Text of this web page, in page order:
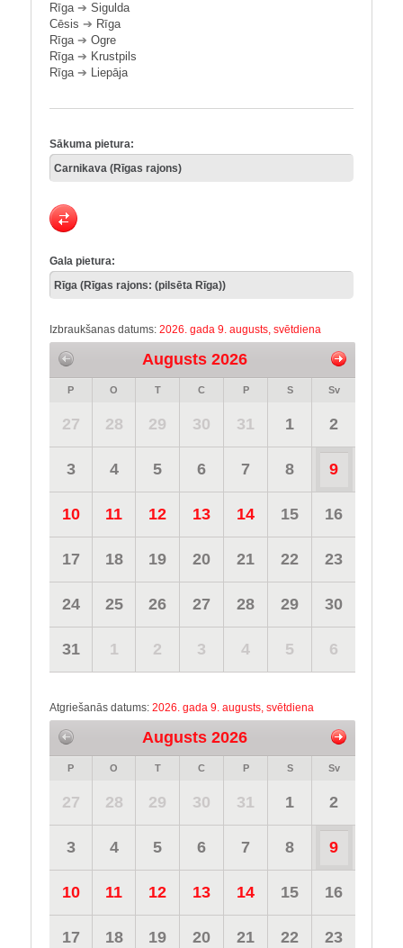
Rīga➔ Sigulda
Cēsis ➔ Rīga
Rīga➔ Ogre
Rīga➔ Krustpils
Rīga➔ Liepāja
Sākuma pietura:
Gala pietura:
Izbraukšanas datums: 2026. gada 9. augusts, svētdiena
Augusts 2026
P O T C P S Sv
27 28 29 30 31 1 2
3 4 5 6 7 8 9
10 11 12 13 14 15 16
17 18 19 20 21 22 23
24 25 26 27 28 29 30
31 1 2 3 4 5 6
Atgriešanās datums: 2026. gada 9. augusts, svētdiena
Augusts 2026
P O T C P S Sv
27 28 29 30 31 1 2
3 4 5 6 7 8 9
10 11 12 13 14 15 16
17 18 19 20 21 22 23